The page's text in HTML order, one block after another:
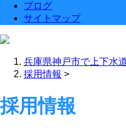
ブログ
サイトマップ
兵庫県神戸市で上下水
採用情報 >
採用情報